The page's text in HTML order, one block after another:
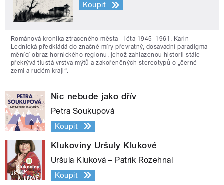
Koupit
Románová kronika ztraceného města - léta 1945–1961. Karin
Lednická předkládá do značné míry převratný, dosavadní paradigma
měnící obraz hornického regionu, jehož zahlazenou historii stále
překrývá tlustá vrstva mýtů a zakořeněných stereotypů o „černé
zemi a rudém kraji“.
Nic nebude jako dřív
Petra Soukupová
Koupit
Klukoviny Uršuly Klukové
Uršula Kluková – Patrik Rozehnal
Koupit